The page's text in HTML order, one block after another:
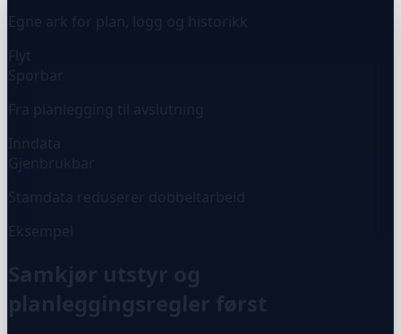
Egne ark for plan, logg og historikk
Flyt
Sporbar
Fra planlegging til avslutning
Inndata
Gjenbrukbar
Stamdata reduserer dobbeltarbeid
Eksempel
Samkjør utstyr og
planleggingsregler først